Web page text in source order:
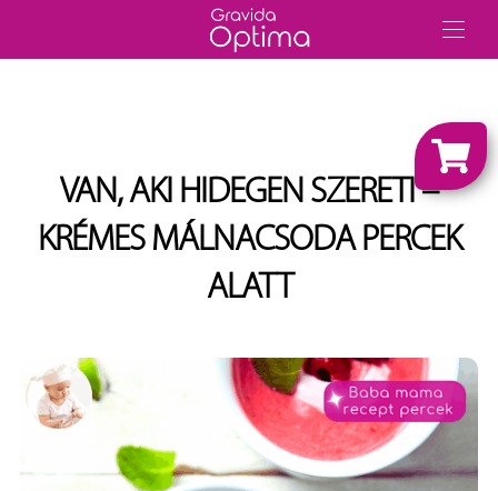
VAN, AKI HIDEGEN SZERETI –
KRÉMES MÁLNACSODA PERCEK
ALATT